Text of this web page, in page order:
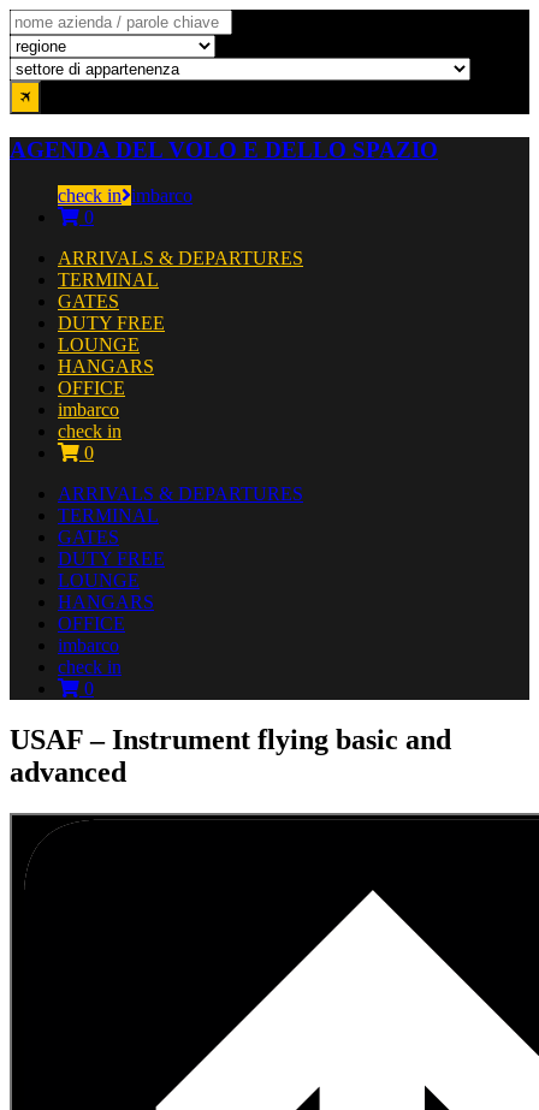
AGENDA DEL VOLO E DELLO SPAZIO
check in imbarco
0
ARRIVALS & DEPARTURES
TERMINAL
GATES
DUTY FREE
LOUNGE
HANGARS
OFFICE
imbarco
check in
0
ARRIVALS & DEPARTURES
TERMINAL
GATES
DUTY FREE
LOUNGE
HANGARS
OFFICE
imbarco
check in
0
USAF – Instrument flying basic and
advanced